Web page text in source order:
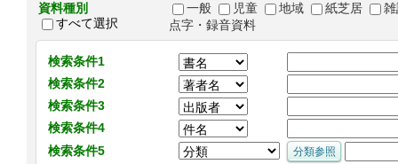
資料種別
すべて選択
一般 児童 地域 紙芝居
点字・録音資料
検索条件1
検索条件2
検索条件3
検索条件4
検索条件5